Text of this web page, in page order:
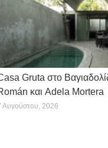
Gruta στο
και Adela Mortera
Αυγούστου, 2026